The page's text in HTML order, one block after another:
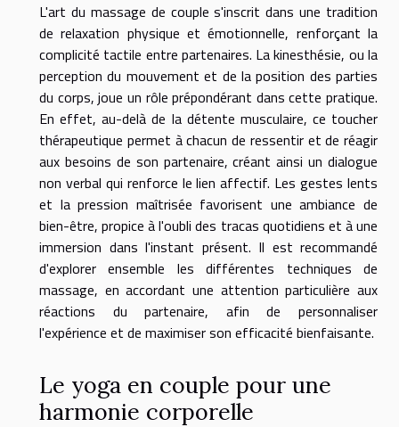
L'art du massage de couple s'inscrit dans une tradition
de relaxation physique et émotionnelle, renforçant la
complicité tactile entre partenaires. La kinesthésie, ou la
perception du mouvement et de la position des parties
du corps, joue un rôle prépondérant dans cette pratique.
En effet, au-delà de la détente musculaire, ce toucher
thérapeutique permet à chacun de ressentir et de réagir
aux besoins de son partenaire, créant ainsi un dialogue
non verbal qui renforce le lien affectif. Les gestes lents
et la pression maîtrisée favorisent une ambiance de
bien-être, propice à l'oubli des tracas quotidiens et à une
immersion dans l'instant présent. Il est recommandé
d'explorer ensemble les différentes techniques de
massage, en accordant une attention particulière aux
réactions du partenaire, afin de personnaliser
l'expérience et de maximiser son efficacité bienfaisante.
Le yoga en couple pour une
harmonie corporelle